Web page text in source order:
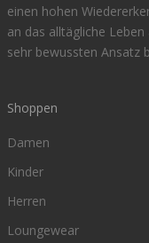
einen hohen
an das alltägliche
sehr bewussten Ansatz
Shoppen
Damen
Kinder
Herren
Loungewear